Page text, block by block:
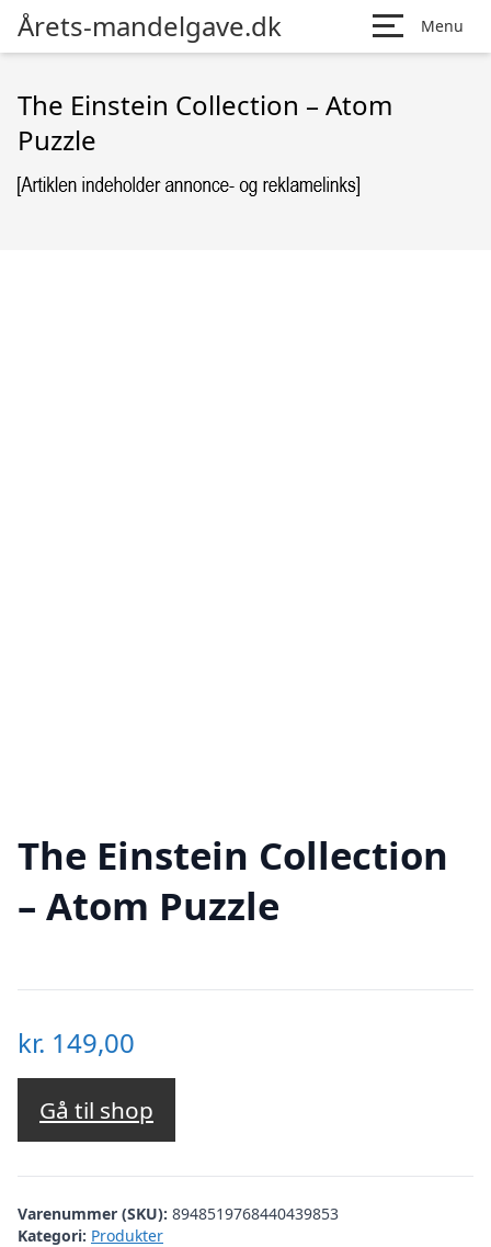
Årets-mandelgave.dk Menu
The Einstein Collection – Atom
Puzzle
The Einstein Collection
– Atom Puzzle
kr. 149,00
Gå til shop
Varenummer (SKU): 8948519768440439853
Kategori: Produkter